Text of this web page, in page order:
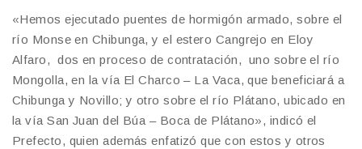
«Hemos ejecutado puentes de hormigón armado, sobre el
río Monse en Chibunga, y el estero Cangrejo en Eloy
Alfaro, dos en proceso de contratación, uno sobre el río
Mongolla, en la vía El Charco – La Vaca, que beneficiará a
Chibunga y Novillo; y otro sobre el río Plátano, ubicado en
la vía San Juan del Búa – Boca de Plátano», indicó el
Prefecto, quien además enfatizó que con estos y otros